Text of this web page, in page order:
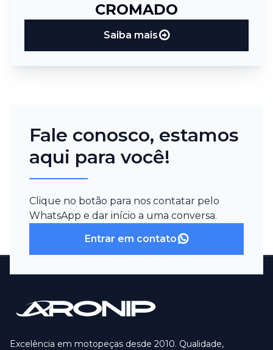
CROMADO
Saiba mais
Fale conosco, estamos
aqui para você!
Clique no botão para nos contatar pelo
WhatsApp e dar início a uma conversa.
Entrar em contato
Excelência em motopeças desde 2010. Qualidade,